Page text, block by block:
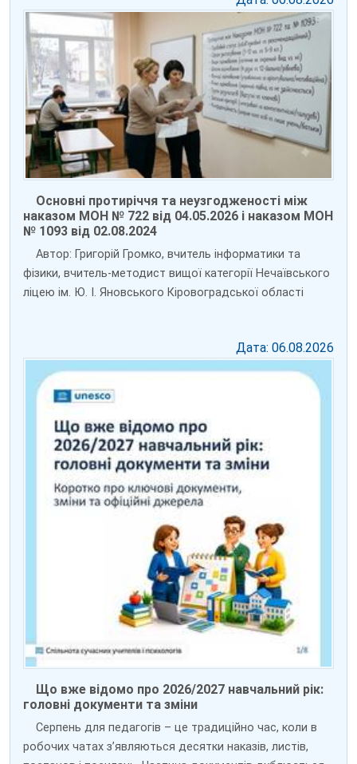
Основні протиріччя та неузгодженості між
наказом МОН № 722 від 04.05.2026 і наказом МОН
№ 1093 від 02.08.2024
Автор: Григорій Громко, вчитель інформатики та
фізики, вчитель-методист вищої категорії Нечаївського
ліцею ім. Ю. І. Яновського Кіровоградської області
Дата: 06.08.2026
Що вже відомо про 2026/2027 навчальний рік:
головні документи та зміни
Серпень для педагогів – це традиційно час, коли в
робочих чатах з’являються десятки наказів, листів,